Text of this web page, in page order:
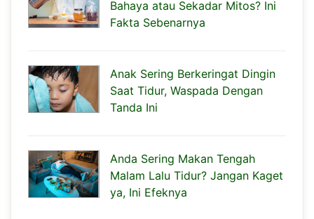
Bahaya atau Sekadar Mitos? Ini
Fakta Sebenarnya
Anak Sering Berkeringat Dingin
Saat Tidur, Waspada Dengan
Tanda Ini
Anda Sering Makan Tengah
Malam Lalu Tidur? Jangan Kaget
ya, Ini Efeknya